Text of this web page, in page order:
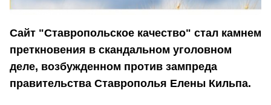
Сайт "Ставропольское качество" стал камнем
преткновения в скандальном уголовном
деле, возбужденном против зампреда
правительства Ставрополья Елены Кильпа.